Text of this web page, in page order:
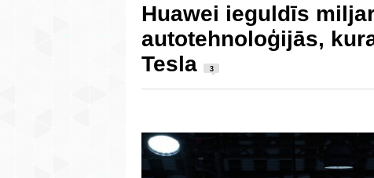
Huawei ieguldīs
autotehnoloģijās,
Tesla
3